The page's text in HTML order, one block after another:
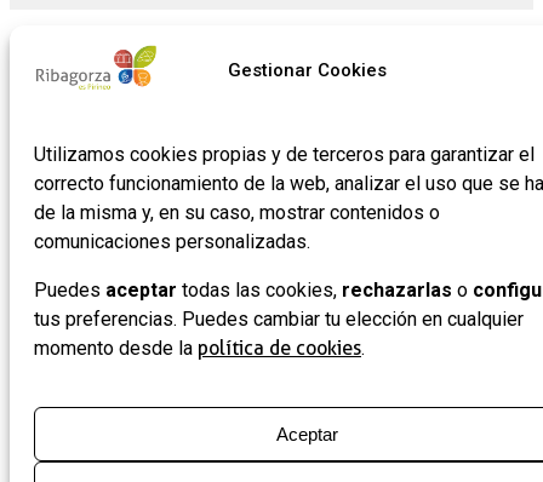
Gestionar Cookies
Utilizamos cookies propias y de terceros para garantizar el
correcto funcionamiento de la web, analizar el uso que se
de la misma y, en su caso, mostrar contenidos o
comunicaciones personalizadas.
Puedes aceptar todas las cookies, rechazarlas o
tus preferencias. Puedes cambiar tu elección en cualquier
momento desde la política de cookies.
Aceptar